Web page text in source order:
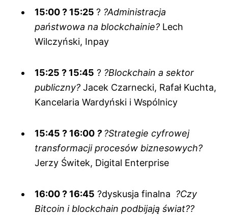
15:00 ? 15:25 ? ?Administracja
państwowa na blockchainie? Lech
Wilczyński, Inpay
15:25 ? 15:45 ? ?Blockchain a sektor
publiczny? Jacek Czarnecki, Rafał Kuchta,
Kancelaria Wardyński i Wspólnicy
15:45 ? 16:00 ? ?Strategie cyfrowej
transformacji procesów biznesowych?
Jerzy Świtek, Digital Enterprise
16:00 ? 16:45 ?dyskusja finalna ?Czy
Bitcoin i blockchain podbijają świat??